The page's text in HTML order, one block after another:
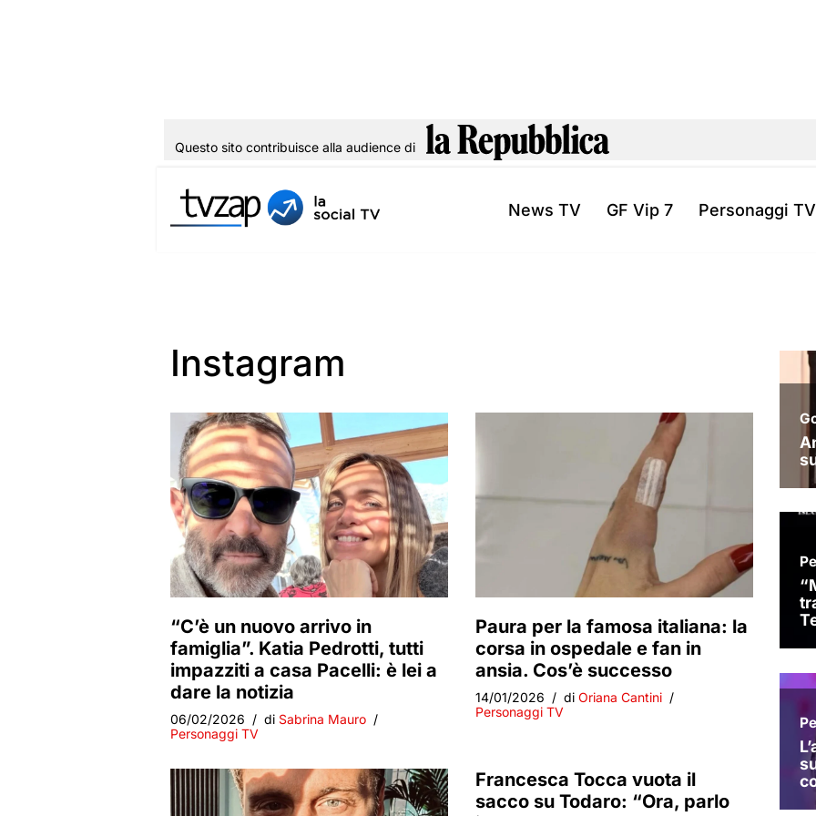
al
Questo sito contribuisce alla audience di
News TV GF Vip 7 Personaggi TV
Instagram
“C’è un nuovo arrivo in
famiglia”. Katia Pedrotti, tutti
impazziti a casa Pacelli: è lei a
dare la notizia
06/02/2026 di Sabrina Mauro
Personaggi TV
Paura per la famosa italiana: la
corsa in ospedale e fan in
ansia. Cos’è successo
14/01/2026 di Oriana Cantini
Personaggi TV
Francesca Tocca vuota il
sacco su Todaro: “Ora, parlo